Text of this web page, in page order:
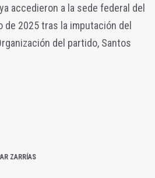
accedieron a la sede federal del
de 2025 tras la imputación del
del partido, Santos
ZARRÍAS